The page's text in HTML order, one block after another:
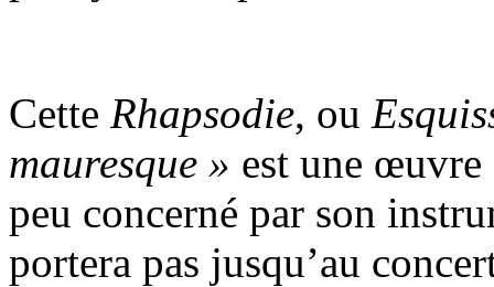
Cette Rhapsodie, ou
mauresque » est une œuvre
peu concerné par son
portera pas jusqu’au